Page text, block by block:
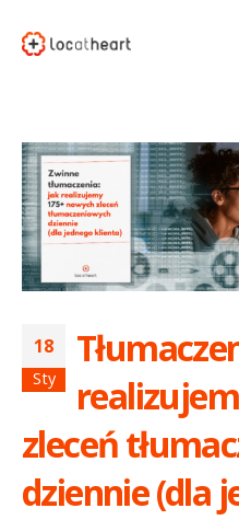
18
Sty
zleceń
dziennie (dla